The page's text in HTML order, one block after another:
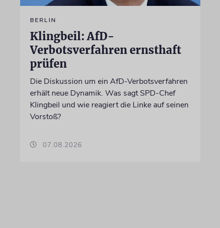
BERLIN
Klingbeil: AfD-
Verbotsverfahren ernsthaft
prüfen
Die Diskussion um ein AfD-Verbotsverfahren
erhält neue Dynamik. Was sagt SPD-Chef
Klingbeil und wie reagiert die Linke auf seinen
Vorstoß?
07.08.2026